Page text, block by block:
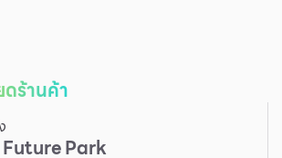
ดร้านค้า
Future Park